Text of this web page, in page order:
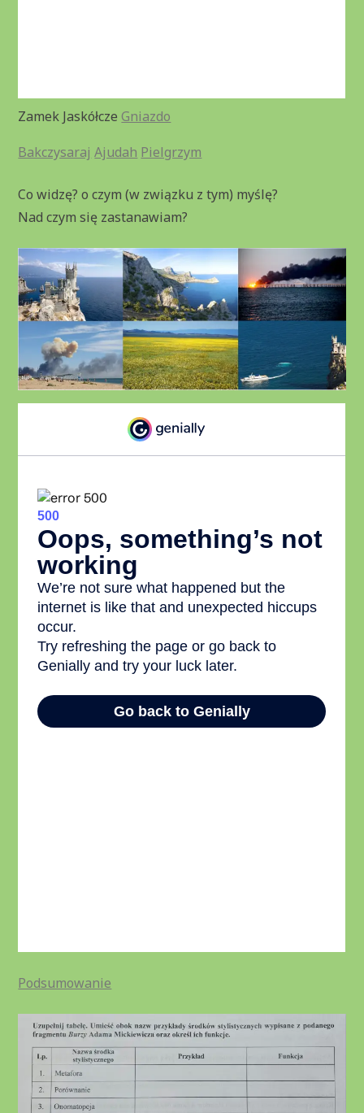
Zamek JaskółczeGniazdo
Bakczysaraj Ajudah Pielgrzym
Co widzę? o czym (w związku z tym) myślę?
Nad czym się zastanawiam?
Podsumowanie